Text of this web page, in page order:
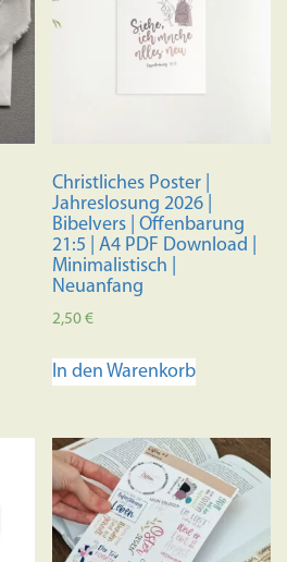
Christliches Poster |
Jahreslosung 2026 |
Bibelvers | Offenbarung
21:5 | A4 PDF Download |
Minimalistisch |
Neuanfang
2,50€
In den Warenkorb